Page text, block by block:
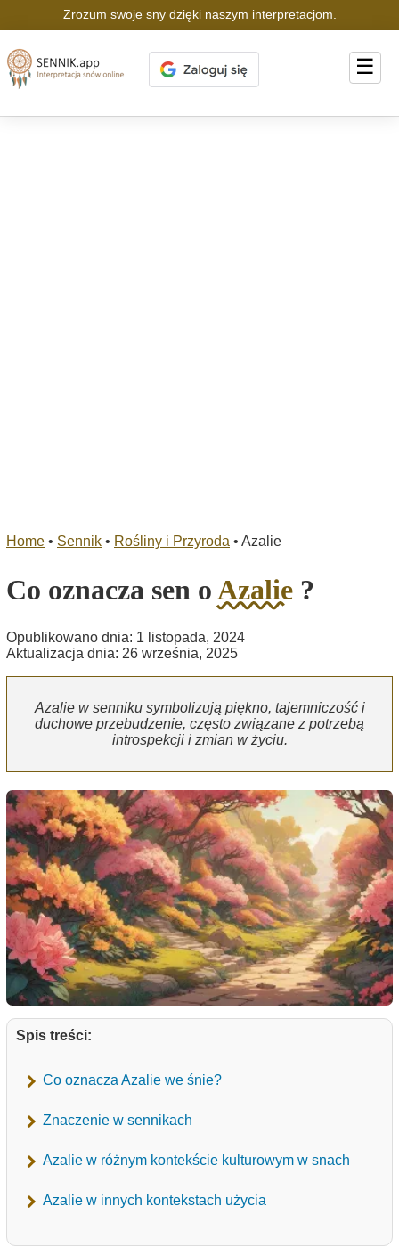
Zrozum swoje sny dzięki naszym interpretacjom.
☰
Home • Sennik • Rośliny i Przyroda • Azalie
Co oznacza sen oAzalie ?
Opublikowano dnia: 1 listopada, 2024
Aktualizacja dnia: 26 września, 2025
Azalie w senniku symbolizują piękno, tajemniczość i
duchowe przebudzenie, często związane z potrzebą
introspekcji i zmian w życiu.
Spis treści:
Co oznacza Azalie we śnie?
Znaczenie w sennikach
Azalie w różnym kontekście kulturowym w snach
Azalie w innych kontekstach użycia